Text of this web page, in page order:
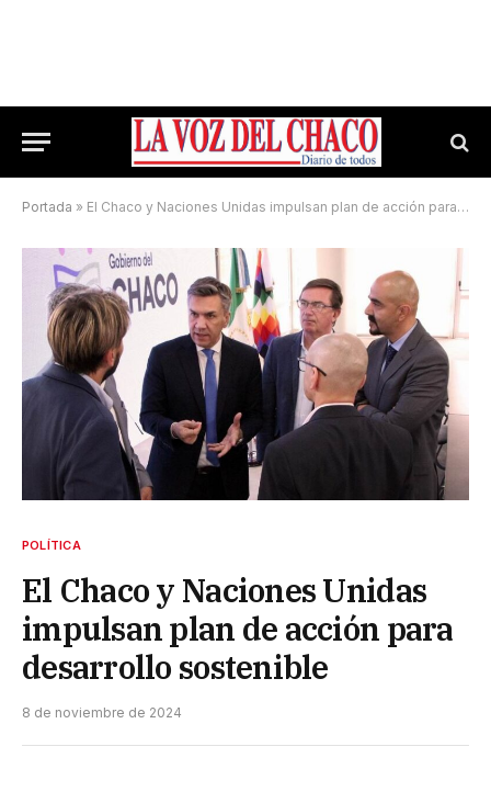
Portada » El Chaco y Naciones Unidas impulsan plan de acción para desarrollo sostenible
POLÍTICA
El Chaco y Naciones Unidas
impulsan plan de acción para
desarrollo sostenible
8 de noviembre de 2024